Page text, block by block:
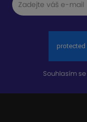
Souhlasím se